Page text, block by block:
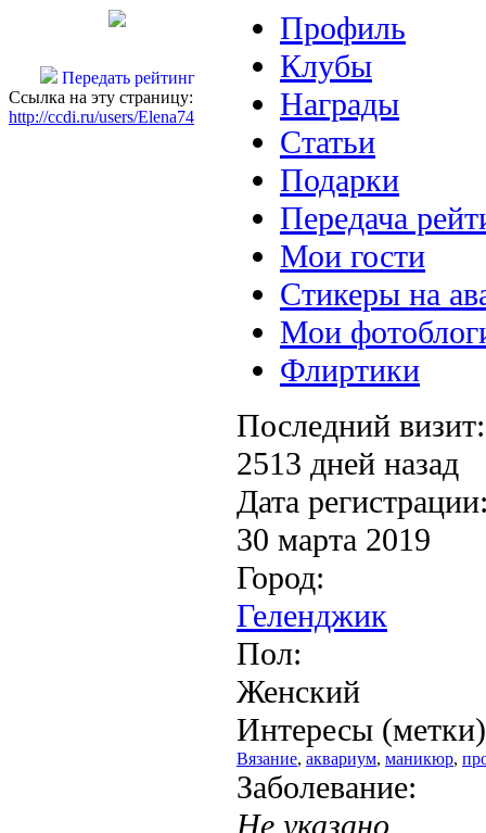
Передать рейтинг
Ссылка на эту страницу:
http://ccdi.ru/users/Elena74
Профиль
Клубы
Награды
Статьи
Подарки
Передача
Мои гости
Стикеры на
Мои
Флиртики
Последний визит:
2513 дней назад
Дата
30 марта 2019
Город:
Геленджик
Пол:
Женский
Интересы
Вязание, аквариум, маникюр,
Заболевание:
Не указано